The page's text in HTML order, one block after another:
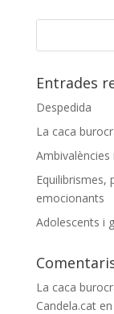
Entrades
Despedida
La caca
Equilibrismes,
emocionants
Adolescents i
La caca
Candela.caten